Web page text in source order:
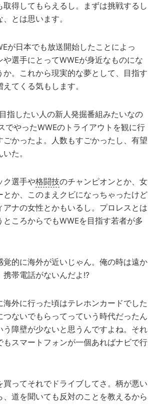
取得してもらえるし。まずは挑戦するし
とは思います。
が日本でも放送開始したことによっ
や選手にとってWWEが身近なものにな
か。これから現実的な夢として、目指す
てくる気もします。
指したい人の新人発掘番組みたいなの
でやったWWEのトライアウトを観に行
ごかったよ。人数もすごかったし、有望
た。
選手や格闘技のチャンピオンとか、女
とか、このまえクビになっちゃったけど
アナの女性とかもいるし。プロレスとは
ところからでもWWEを目指す若者が多
的に海外が近いじゃん。俺の時は遠か
携帯電話がないんだよ!?
外に行った頃はテレホンカードでした
つないでもらってっていう時代だったん
う障壁が少ないと思うんですよね。それ
もスマートフォンが一個あればナビで行
ってそれでドライブしてさ。柄が悪い
、道を聞いても反対のことを教えるから